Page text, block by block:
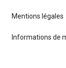
Mentions légales
Informations de